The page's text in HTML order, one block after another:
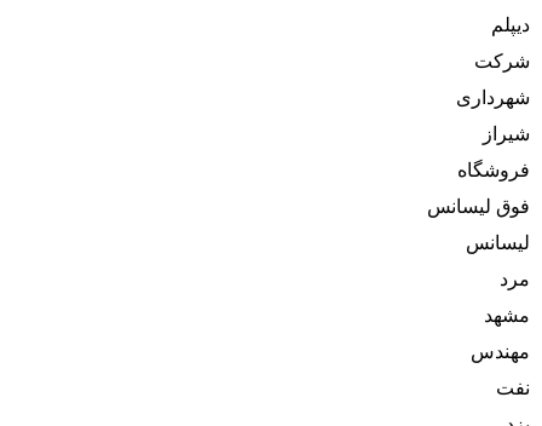
دیپلم
شرکت
شهرداری
شیراز
فروشگاه
فوق لیسانس
لیسانس
مرد
مشهد
مهندس
نفت